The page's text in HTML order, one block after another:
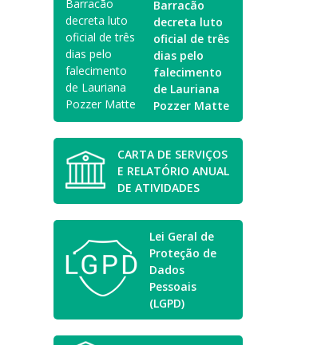
Barracão
decreta luto
oficial de três
dias pelo
falecimento
de Lauriana
Pozzer Matte
CARTA DE SERVIÇOS
E RELATÓRIO ANUAL
DE ATIVIDADES
Lei Geral de
Proteção de
Dados
Pessoais
(LGPD)